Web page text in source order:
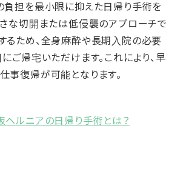
負担を最小限に抑えた日帰り手術を
さな切開または低侵襲のアプローチで
るため、全身麻酔や長期入院の必要
ご帰宅いただけます。これにより、早
事復帰が可能となります。
ヘルニアの日帰り手術とは？